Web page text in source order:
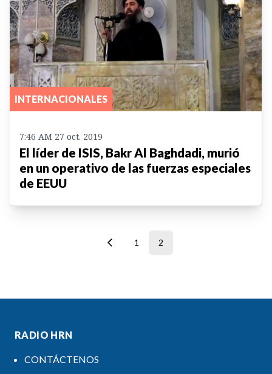
INTERNACIONALES
7:46 AM 27 oct. 2019
El líder de ISIS, Bakr Al Baghdadi, murió
en un operativo de las fuerzas especiales
de EEUU
1 2
RADIO HRN
CONTÁCTENOS